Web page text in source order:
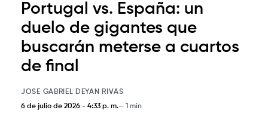
Portugal vs. España: un
duelo de gigantes que
buscarán meterse a cuartos
de final
JOSE GABRIEL DEYAN RIVAS
6 de julio de 2026 - 4:33 p. m. 1 min